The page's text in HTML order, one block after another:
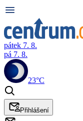
pátek 7. 8.
pá 7. 8.
23°C
Přihlášení